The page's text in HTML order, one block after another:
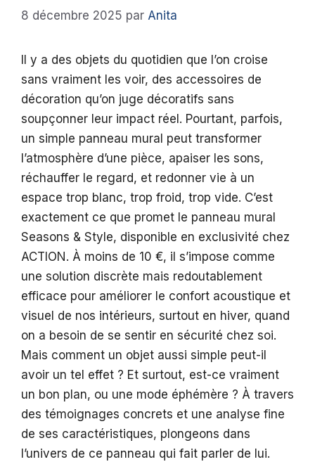
8 décembre 2025 par Anita
Il y a des objets du quotidien que l’on croise
sans vraiment les voir, des accessoires de
décoration qu’on juge décoratifs sans
soupçonner leur impact réel. Pourtant, parfois,
un simple panneau mural peut transformer
l’atmosphère d’une pièce, apaiser les sons,
réchauffer le regard, et redonner vie à un
espace trop blanc, trop froid, trop vide. C’est
exactement ce que promet le panneau mural
Seasons & Style, disponible en exclusivité chez
ACTION. À moins de 10 €, il s’impose comme
une solution discrète mais redoutablement
efficace pour améliorer le confort acoustique et
visuel de nos intérieurs, surtout en hiver, quand
on a besoin de se sentir en sécurité chez soi.
Mais comment un objet aussi simple peut-il
avoir un tel effet ? Et surtout, est-ce vraiment
un bon plan, ou une mode éphémère ? À travers
des témoignages concrets et une analyse fine
de ses caractéristiques, plongeons dans
l’univers de ce panneau qui fait parler de lui.